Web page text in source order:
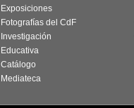
Exposiciones
Fotografías del CdF
Investigación
Educativa
Catálogo
Mediateca